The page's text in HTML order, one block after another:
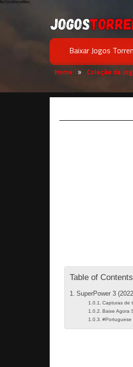
Baixar Jogos
Home » Coleção de
Table of Contents
SuperPower 3
Capturas de
Baixe Agora
#Portuguese